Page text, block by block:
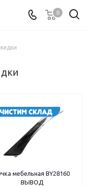
0
мебельная BY28160
ВЫВОД